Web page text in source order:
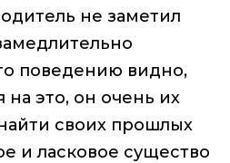
не заметил
поведению видно,
это, он очень их
своих прошлых
и ласковое существо